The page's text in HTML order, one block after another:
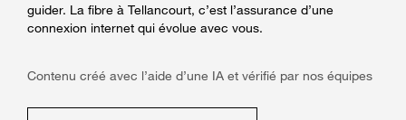
guider. La fibre à Tellancourt, c’est l’assurance d’une
connexion internet qui évolue avec vous.
Contenu créé avec l’aide d’une IA et vérifié par nos équipes